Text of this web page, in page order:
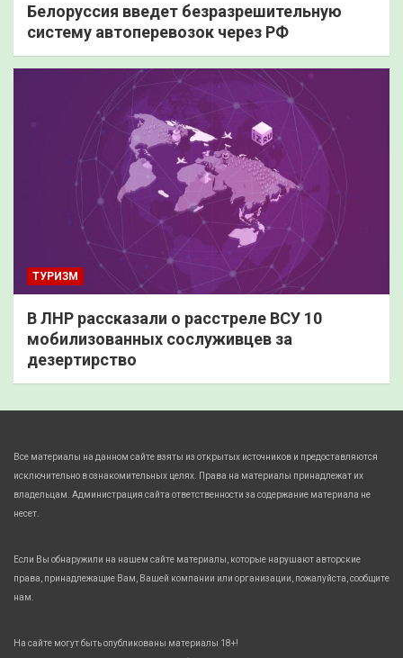
Белоруссия введет безразрешительную
систему автоперевозок через РФ
ТУРИЗМ
В ЛНР рассказали о расстреле ВСУ 10
мобилизованных сослуживцев за
дезертирство
Все материалы на данном сайте взяты из открытых источников и предоставляются
исключительно в ознакомительных целях. Права на материалы принадлежат их
владельцам. Администрация сайта ответственности за содержание материала не
несет.
Если Вы обнаружили на нашем сайте материалы, которые нарушают авторские
права, принадлежащие Вам, Вашей компании или организации, пожалуйста, сообщите
нам.
На сайте могут быть опубликованы материалы 18+!